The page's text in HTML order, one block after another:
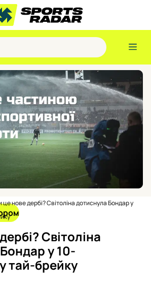
це нове дербі? Світоліна дотиснула Бондар у
Світоліна
у 10-
тай-брейку